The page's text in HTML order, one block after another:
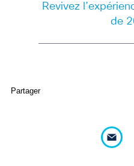
Revivez
de
Partager